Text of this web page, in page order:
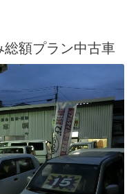
額プラン中古車